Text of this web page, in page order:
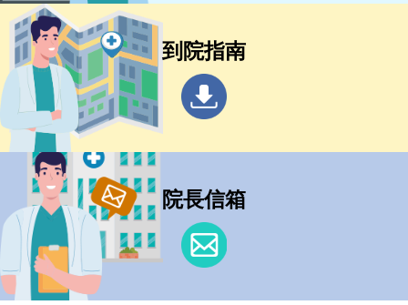
到院指南
院長信箱